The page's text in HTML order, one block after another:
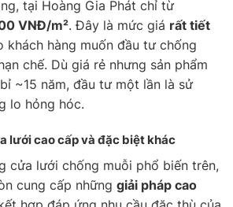
tại Hoàng Gia Phát chỉ từ
VNĐ/m². Đây là mức giá rất tiết
khách hàng muốn đầu tư chống
chế. Dù giá rẻ nhưng sản phẩm
~15 năm, đầu tư một lần là sử
lo hỏng hóc.
lưới cao cấp và đặc biệt khác
cửa lưới chống muỗi phổ biến trên,
cung cấp những giải pháp cao